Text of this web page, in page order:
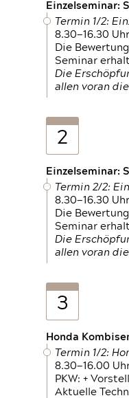
Einzelseminar:
Termin 1/2:
8.30—16.30 Uhr
Die
Seminar
Die
allen voran
2
Einzelseminar:
Termin 2/2:
8.30—16.30 Uhr
Die
Seminar
Die
allen voran
3
Honda
Termin 1/2:
8.30—16.00
PKW: +
Aktuelle